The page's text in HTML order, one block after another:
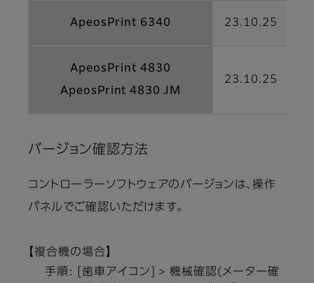
ApeosPrint 6340 23.10.25
ApeosPrint 4830
ApeosPrint 4830 JM
23.10.25
バージョン確認方法
コントローラーソフトウェアのバージョンは、操作
パネルでご確認いただけます。
【複合機の場合】
手順: [歯車アイコン] > 機械確認(メーター確